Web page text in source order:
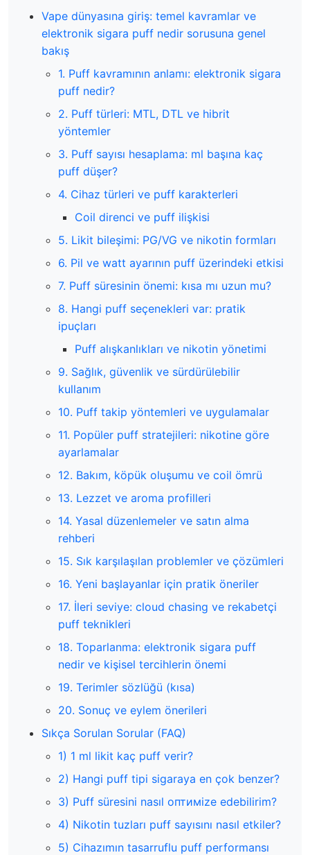
Vape dünyasına giriş: temel kavramlar ve
elektronik sigara puff nedir sorusuna genel
bakış
1. Puff kavramının anlamı: elektronik sigara
puff nedir?
2. Puff türleri: MTL, DTL ve hibrit
yöntemler
3. Puff sayısı hesaplama: ml başına kaç
puff düşer?
4. Cihaz türleri ve puff karakterleri
Coil direnci ve puff ilişkisi
5. Likit bileşimi: PG/VG ve nikotin formları
6. Pil ve watt ayarının puff üzerindeki etkisi
7. Puff süresinin önemi: kısa mı uzun mu?
8. Hangi puff seçenekleri var: pratik
ipuçları
Puff alışkanlıkları ve nikotin yönetimi
9. Sağlık, güvenlik ve sürdürülebilir
kullanım
10. Puff takip yöntemleri ve uygulamalar
11. Popüler puff stratejileri: nikotine göre
ayarlamalar
12. Bakım, köpük oluşumu ve coil ömrü
13. Lezzet ve aroma profilleri
14. Yasal düzenlemeler ve satın alma
rehberi
15. Sık karşılaşılan problemler ve çözümleri
16. Yeni başlayanlar için pratik öneriler
17. İleri seviye: cloud chasing ve rekabetçi
puff teknikleri
18. Toparlanma: elektronik sigara puff
nedir ve kişisel tercihlerin önemi
19. Terimler sözlüğü (kısa)
20. Sonuç ve eylem önerileri
Sıkça Sorulan Sorular (FAQ)
1) 1 ml likit kaç puff verir?
2) Hangi puff tipi sigaraya en çok benzer?
3) Puff süresini nasıl оптимize edebilirim?
4) Nikotin tuzları puff sayısını nasıl etkiler?
5) Cihazımın tasarruflu puff performansı